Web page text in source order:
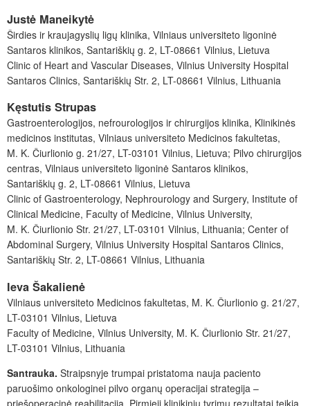
Justė Maneikytė
Širdies ir kraujagyslių ligų klinika, Vilniaus universiteto ligoninė
Santaros klinikos, Santariškių g. 2, LT-08661 Vilnius, Lietuva
Clinic of Heart and Vascular Diseases, Vilnius University Hospital
Santaros Clinics, Santariškių Str. 2, LT-08661 Vilnius, Lithuania
Kęstutis Strupas
Gastroenterologijos, nefrourologijos ir chirurgijos klinika, Klinikinės
medicinos institutas, Vilniaus universiteto Medicinos fakultetas,
M. K. Čiurlionio g. 21/27, LT-03101 Vilnius, Lietuva; Pilvo chirurgijos
centras, Vilniaus universiteto ligoninė Santaros klinikos,
Santariškių g. 2, LT-08661 Vilnius, Lietuva
Clinic of Gastroenterology, Nephrourology and Surgery, Institute of
Clinical Medicine, Faculty of Medicine, Vilnius University,
M. K. Čiurlionio Str. 21/27, LT-03101 Vilnius, Lithuania; Center of
Abdominal Surgery, Vilnius University Hospital Santaros Clinics,
Santariškių Str. 2, LT-08661 Vilnius, Lithuania
Ieva Šakalienė
Vilniaus universiteto Medicinos fakultetas, M. K. Čiurlionio g. 21/27,
LT-03101 Vilnius, Lietuva
Faculty of Medicine, Vilnius University, M. K. Čiurlionio Str. 21/27,
LT-03101 Vilnius, Lithuania
Santrauka. Straipsnyje trumpai pristatoma nauja paciento
paruošimo onkologinei pilvo organų operacijai strategija –
priešoperacinė reabilitacija. Pirmieji klinikinių tyrimų rezultatai teikia